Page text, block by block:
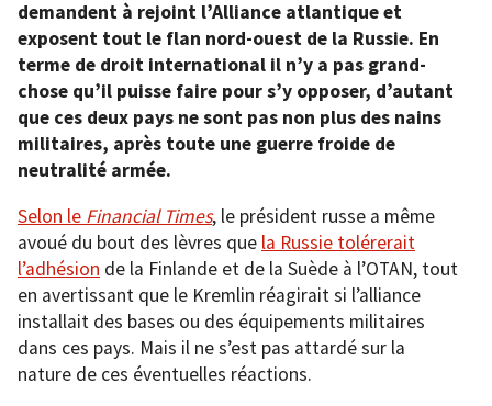
demandent à rejoint l’Alliance atlantique et
exposent tout le flan nord-ouest de la Russie. En
terme de droit international il n’y a pas grand-
chose qu’il puisse faire pour s’y opposer, d’autant
que ces deux pays ne sont pas non plus des nains
militaires, après toute une guerre froide de
neutralité armée.
Selon le Financial Times, le président russe a même
avoué du bout des lèvres que la Russie tolérerait
l’adhésion de la Finlande et de la Suède à l’OTAN, tout
en avertissant que le Kremlin réagirait si l’alliance
installait des bases ou des équipements militaires
dans ces pays. Mais il ne s’est pas attardé sur la
nature de ces éventuelles réactions.